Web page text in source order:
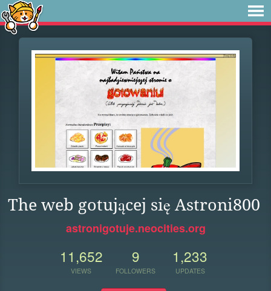
The web gotującej się Astroni800
astronigotuje.neocities.org
11,652
VIEWS
9
FOLLOWERS
1,233
UPDATES